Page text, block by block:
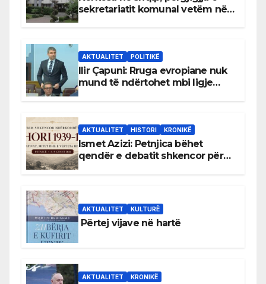
sekretariatit komunal vetëm në
AKTUALITET POLITIKË
Ilir Çapuni: Rruga evropiane nuk
mund të ndërtohet mbi ligje
AKTUALITET HISTORI KRONIKË
Ismet Azizi: Petnjica bëhet
qendër e debatit shkencor për
AKTUALITET KULTURË
Përtej vijave në hartë
AKTUALITET KRONIKË